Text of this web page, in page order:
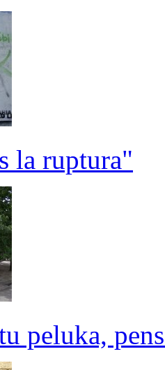
la ruptura"
peluka,